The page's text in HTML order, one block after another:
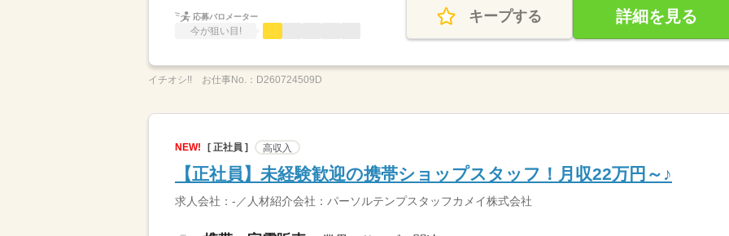
応募バロメーター
今が狙い目!
キープする 詳細を見る
イチオシ!! お仕事No.： D260724509D
NEW! [ 正社員 ] 高収入
【正社員】未経験歓迎の携帯ショップスタッフ！月収22万円～♪
求人会社：-／人材紹介会社：パーソルテンプスタッフカメイ株式会社